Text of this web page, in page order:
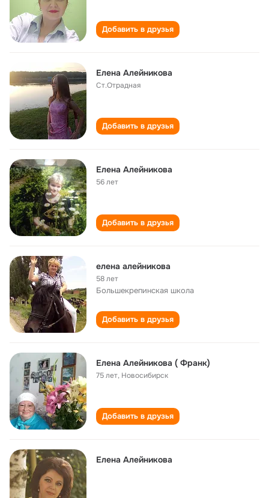
Добавить в друзья
Елена Алейникова
Ст.Отрадная
Добавить в друзья
Елена Алейникова
56 лет
Добавить в друзья
елена алейникова
58 лет
Большекрепинская школа
Добавить в друзья
Елена Алейникова ( Франк)
75 лет, Новосибирск
Добавить в друзья
Елена Алейникова